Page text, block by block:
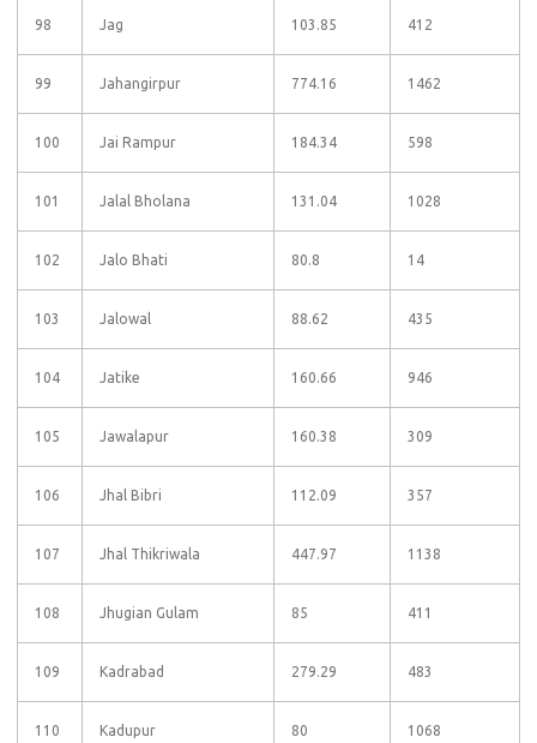
98 Jag 103.85 412
99 Jahangirpur 774.16 1462
100 Jai Rampur 184.34 598
101 Jalal Bholana 131.04 1028
102 Jalo Bhati 80.8 14
103 Jalowal 88.62 435
104 Jatike 160.66 946
105 Jawalapur 160.38 309
106 Jhal Bibri 112.09 357
107 Jhal Thikriwala 447.97 1138
108 Jhugian Gulam 85 411
109 Kadrabad 279.29 483
110 Kadupur 80 1068